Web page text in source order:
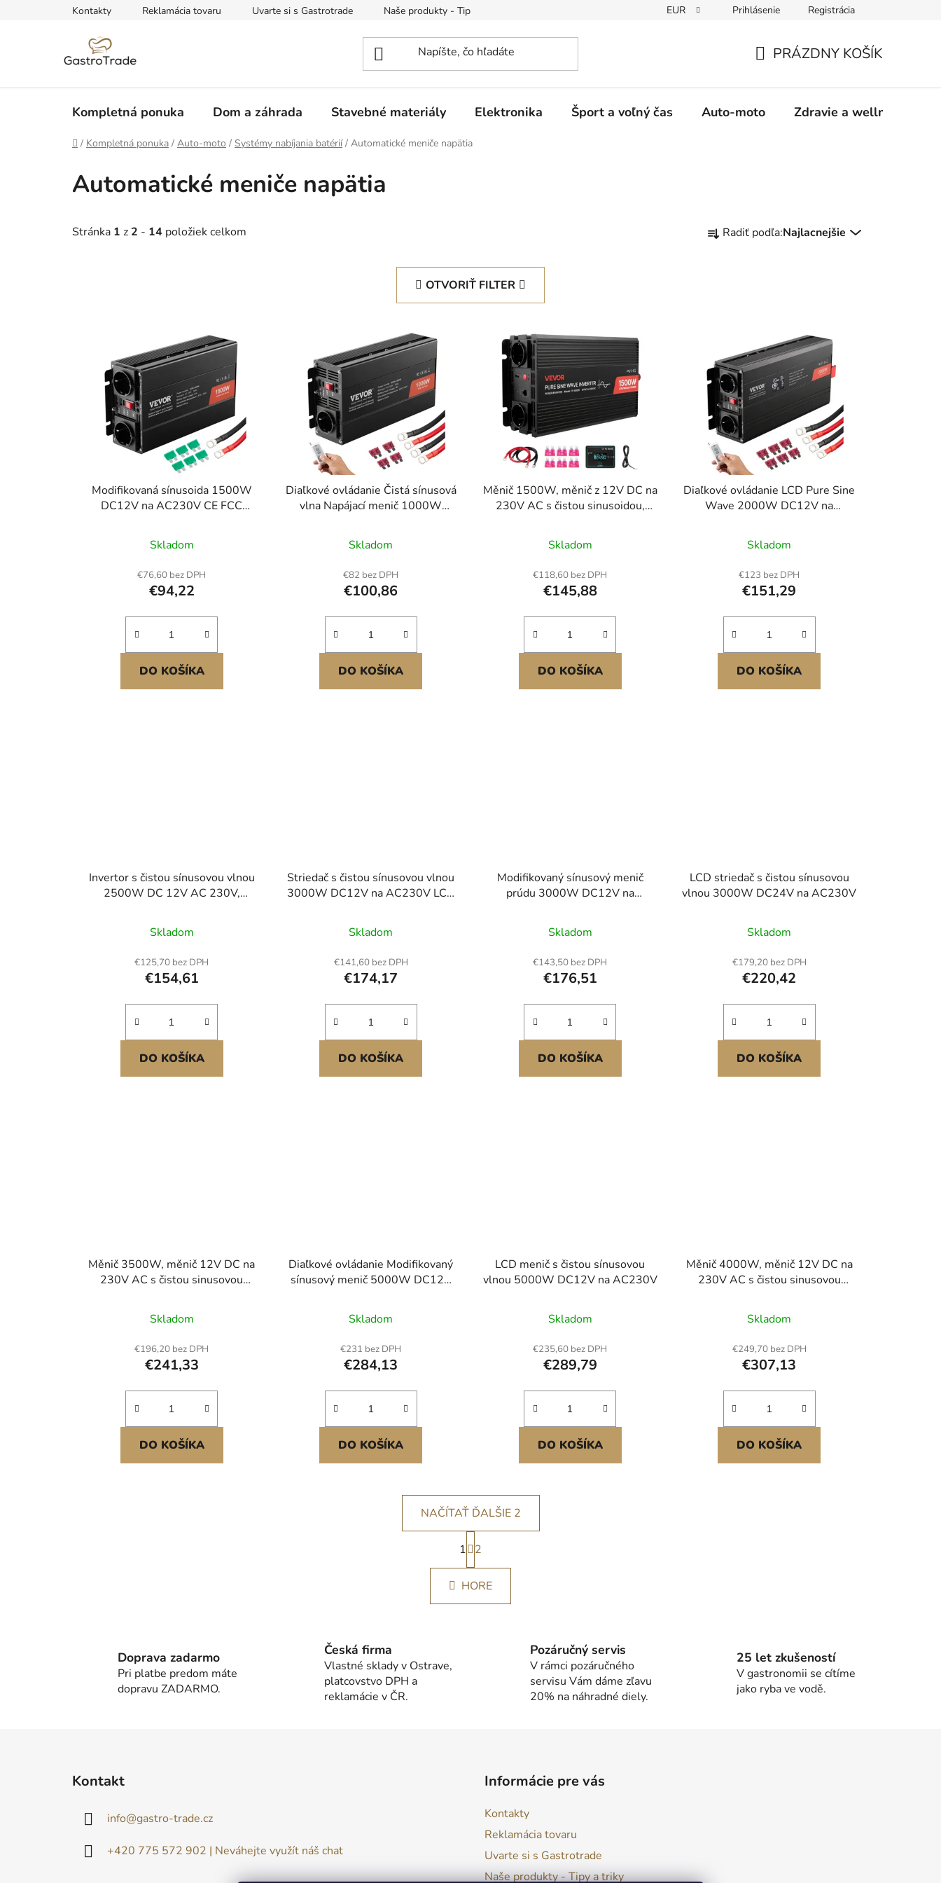
Kontakty Reklamácia tovaru Uvarte si s Gastrotrade Naše produkty - Tipy a triky Moja objednávka
EUR Prihlásenie Registrácia
KOŠÍK
PRÁZDNY KOŠÍK
Kompletná ponuka Dom a záhrada Stavebné materiály Elektronika Šport a voľný čas Auto-moto Zdravie a wellness
Domov
/ Kompletná ponuka / Auto-moto / Systémy nabíjania batérií / Automatické meniče napätia
Automatické meniče napätia
Stránka 1 z 2 - 14 položiek celkom
a
r
o
d
u
k
t
v
Radiť podľa:Najlacnejšie
OTVORIŤ FILTER
Modifikovaná sínusoida 1500W
DC12V na AC230V CE FCC
Skladom
€76,60 bez DPH
€94,22
DO KOŠÍKA
Diaľkové ovládanie Čistá sínusová
vlna Napájací menič 1000W
Skladom
€82 bez DPH
€100,86
DO KOŠÍKA
Měnič 1500W, měnič z 12V DC na
230V AC s čistou sinusoidou,
ovládáním, porty USB a typu C, 2
AC zásuvky, rychlé nabíjení pro
karavany, nákladní vozy, venkovní
kempování
Skladom
€118,60 bez DPH
€145,88
DO KOŠÍKA
Diaľkové ovládanie LCD Pure Sine
Wave 2000W DC12V na
Skladom
€123 bez DPH
€151,29
DO KOŠÍKA
Invertor s čistou sínusovou vlnou
2500W DC 12V AC 230V,
LCD Displej Diaľkové ovládanie,
Bezpečnostná ochrana, Napájací
invertor pre nákladné vozidlá RV a
lode
Skladom
€125,70 bez DPH
€154,61
DO KOŠÍKA
Striedač s čistou sínusovou vlnou
3000W DC12V na AC230V LCD
Skladom
€141,60 bez DPH
€174,17
DO KOŠÍKA
Modifikovaný sínusový menič
prúdu 3000W DC12V na
Skladom
€143,50 bez DPH
€176,51
DO KOŠÍKA
LCD striedač s čistou sínusovou
vlnou 3000W DC24V na AC230V
Skladom
€179,20 bez DPH
€220,42
DO KOŠÍKA
Měnič 3500W, měnič 12V DC na
230V AC s čistou sinusovou
LCD displejem, dálkovým
ovládáním, USB portem, 2 AC
zásuvkami, portem typu C, pro
karavany, nákladní vozy, venkovní
kempování
Skladom
€196,20 bez DPH
€241,33
DO KOŠÍKA
Diaľkové ovládanie Modifikovaný
sínusový menič 5000W DC12V
Skladom
€231 bez DPH
€284,13
DO KOŠÍKA
LCD menič s čistou sínusovou
vlnou 5000W DC12V na AC230V
Skladom
€235,60 bez DPH
€289,79
DO KOŠÍKA
Měnič 4000W, měnič 12V DC na
230V AC s čistou sinusovou
LCD displejem, dálkové ovládání,
2 USB porty, 2 AC zásuvky, port
typu C, pro obytné vozy, venkovní
použití pro nákladní vozy
Skladom
€249,70 bez DPH
€307,13
DO KOŠÍKA
O
v
l
á
NAČÍTAŤ ĎALŠIE 2
S
t
r
á
n
k
1 2
HORE
Doprava zadarmo
Pri platbe predom máte
dopravu ZADARMO.
Česká firma
Vlastné sklady v Ostrave,
platcovstvo DPH a
reklamácie v ČR.
Pozáručný servis
V rámci pozáručného
servisu Vám dáme zľavu
20% na náhradné diely.
25 let zkušeností
V gastronomii se cítíme
jako ryba ve vodě.
Kontakt
info@gastro-trade.cz
+420 775 572 902 | Neváhejte využít náš chat
Informácie pre vás
Kontakty
Reklamácia tovaru
Uvarte si s Gastrotrade
Naše produkty - Tipy a triky